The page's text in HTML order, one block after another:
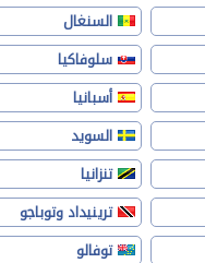
السنغال
سلوفاكيا
أسبانيا
السويد
تنزانيا
ترينيداد وتوباجو
توفالو